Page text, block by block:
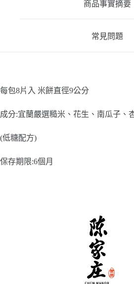
商品事實摘要
常見問題
每包8片入 米餅直徑9公分
成分:宜蘭嚴選糙米、花生、南瓜子、
(低糖配方)
保存期限:6個月